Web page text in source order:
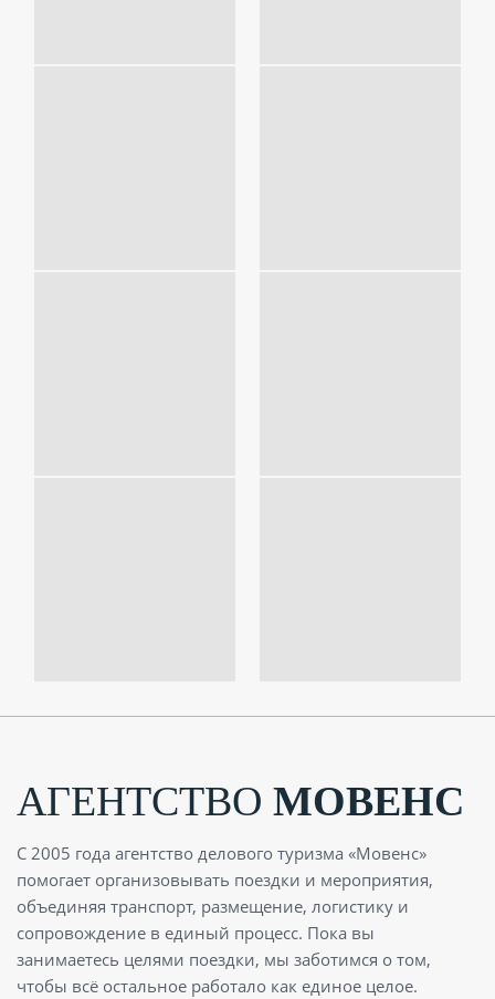
АГЕНТСТВО МОВЕНС
С 2005 года агентство делового туризма «Мовенс»
помогает организовывать поездки и мероприятия,
объединяя транспорт, размещение, логистику и
сопровождение в единый процесс. Пока вы
занимаетесь целями поездки, мы заботимся о том,
чтобы всё остальное работало как единое целое.